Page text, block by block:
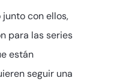
con ellos,
para las series
están
seguir una